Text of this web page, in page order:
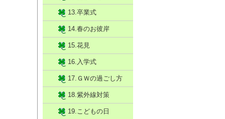
13.卒業式
14.春のお彼岸
15.花見
16.入学式
17.ＧＷの過ごし方
18.紫外線対策
19.こどもの日